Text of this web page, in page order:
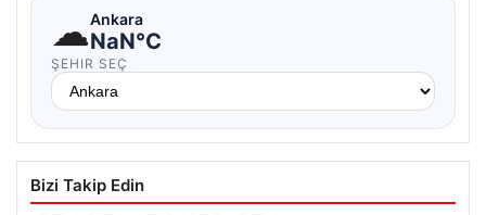
☁Ankara
NaN°C
ŞEHIR SEÇ
Bizi Takip Edin